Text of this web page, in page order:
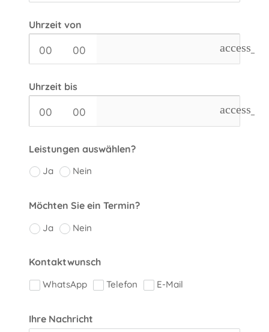
Uhrzeit von
Uhrzeit bis
Leistungen auswählen?
Ja Nein
Möchten Sie ein Termin?
Ja Nein
Kontaktwunsch
WhatsApp Telefon E-Mail
Ihre Nachricht